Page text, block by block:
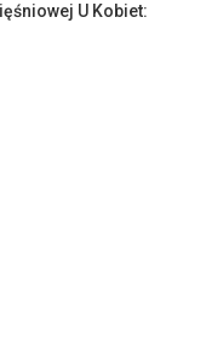
U Kobiet: